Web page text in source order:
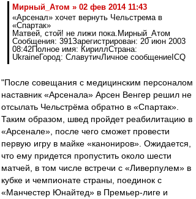
Мирный_Атом » 02 фев 2014 11:43
«Арсенал» хочет вернуть Чельстрема в
«Спартак»
Матвей, стой! не лижи пока.Мирный_Атом
Сообщения: 391Зарегистрирован: 20 июн 2003
08:42Полное имя: КириллСтрана:
UkraineГород: СлавутичЛичное сообщениеICQ
"После совещания с медицинским персоналом
наставник «Арсенала» Арсен Венгер решил не
отсылать Чельстрёма обратно в «Спартак».
Таким образом, швед пройдет реабилитацию в
«Арсенале», после чего сможет провести
первую игру в майке «канониров». Ожидается,
что ему придется пропустить около шести
матчей, в том числе встречи с «Ливерпулем» в
кубке и чемпионате страны, поединок с
«Манчестер Юнайтед» в Премьер-лиге и